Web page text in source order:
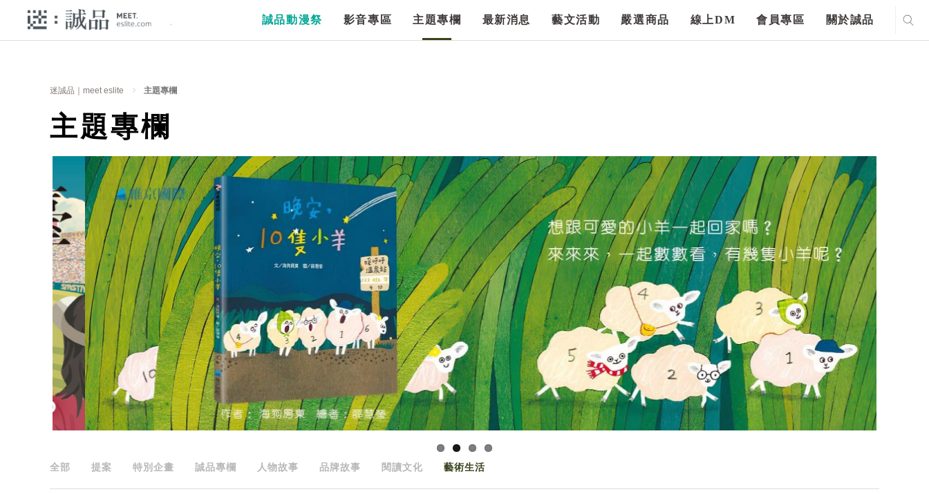
誠品動漫祭 影音專區 主題專欄 最新消息 藝文活動 嚴選商品 線上DM 會員專區 關於誠品
迷誠品｜meet eslite 主題專欄
主題專欄
全部 提案 特別企畫 誠品專欄 人物故事 品牌故事 閱讀文化 藝術生活